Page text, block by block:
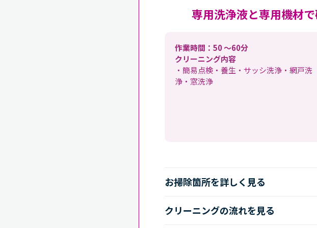
専用洗浄液と専用機材で
作業時間：50 〜60分
クリーニング内容
・簡易点検・養生・サッシ洗浄・網戸洗
浄・窓洗浄
お掃除箇所を詳しく見る
クリーニングの流れを見る